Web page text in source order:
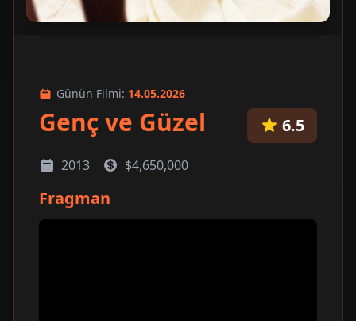
Günün Filmi: 14.05.2026
Genç ve Güzel 6.5
2013 $4,650,000
Fragman